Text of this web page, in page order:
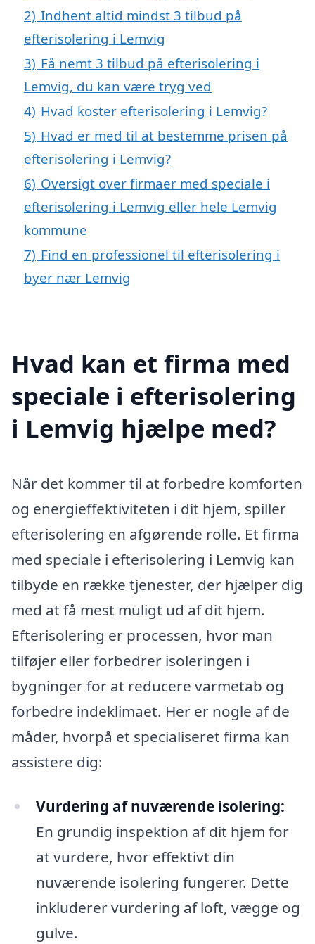
2) Indhent altid mindst 3 tilbud på
efterisolering i Lemvig
3) Få nemt 3 tilbud på efterisolering i
Lemvig, du kan være tryg ved
4) Hvad koster efterisolering i Lemvig?
5) Hvad er med til at bestemme prisen på
efterisolering i Lemvig?
6) Oversigt over firmaer med speciale i
efterisolering i Lemvig eller hele Lemvig
kommune
7) Find en professionel til efterisolering i
byer nær Lemvig
Hvad kan et firma med
speciale i efterisolering
i Lemvig hjælpe med?
Når det kommer til at forbedre komforten
og energieffektiviteten i dit hjem, spiller
efterisolering en afgørende rolle. Et firma
med speciale i efterisolering i Lemvig kan
tilbyde en række tjenester, der hjælper dig
med at få mest muligt ud af dit hjem.
Efterisolering er processen, hvor man
tilføjer eller forbedrer isoleringen i
bygninger for at reducere varmetab og
forbedre indeklimaet. Her er nogle af de
måder, hvorpå et specialiseret firma kan
assistere dig:
Vurdering af nuværende isolering:
En grundig inspektion af dit hjem for
at vurdere, hvor effektivt din
nuværende isolering fungerer. Dette
inkluderer vurdering af loft, vægge og
gulve.